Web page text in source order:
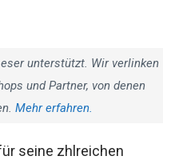
unterstützt. Wir verlinken
und Partner, von denen
Mehr erfahren.
seine zhlreichen